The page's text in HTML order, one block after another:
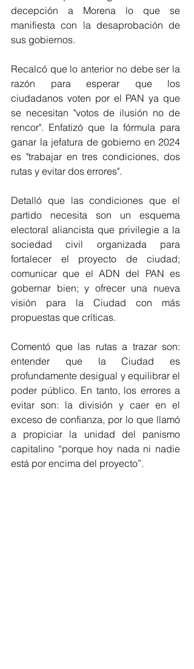
decepción a Morena lo que se
manifiesta con la desaprobación de
sus gobiernos.
Recalcó que lo anterior no debe ser la
razón para esperar que los
ciudadanos voten por el PAN ya que
se necesitan "votos de ilusión no de
rencor". Enfatizó que la fórmula para
ganar la jefatura de gobierno en 2024
es "trabajar en tres condiciones, dos
rutas y evitar dos errores".
Detalló que las condiciones que el
partido necesita son un esquema
electoral aliancista que privilegie a la
sociedad civil organizada para
fortalecer el proyecto de ciudad;
comunicar que el ADN del PAN es
gobernar bien; y ofrecer una nueva
visión para la Ciudad con más
propuestas que críticas.
Comentó que las rutas a trazar son:
entender que la Ciudad es
profundamente desigual y equilibrar el
poder público. En tanto, los errores a
evitar son: la división y caer en el
exceso de confianza, por lo que llamó
a propiciar la unidad del panismo
capitalino “porque hoy nada ni nadie
está por encima del proyecto”.